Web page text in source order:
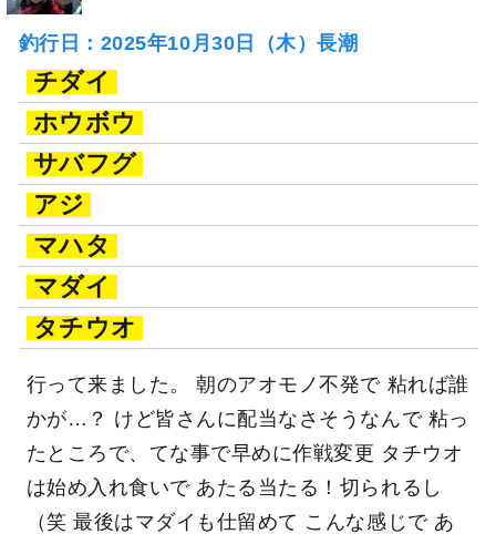
釣行日：2025年10月30日（木）長潮
チダイ
ホウボウ
サバフグ
アジ
マハタ
マダイ
タチウオ
行って来ました。 朝のアオモノ不発で 粘れば誰
かが…？ けど皆さんに配当なさそうなんで 粘っ
たところで、てな事で早めに作戦変更 タチウオ
は始め入れ食いで あたる当たる！切られるし
（笑 最後はマダイも仕留めて こんな感じで あ